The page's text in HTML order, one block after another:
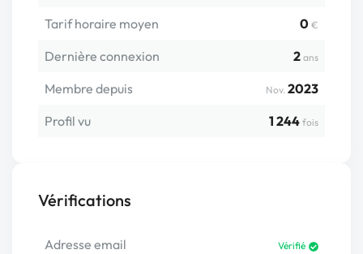
Tarif horaire moyen 0 €
Dernière connexion 2 ans
Membre depuis Nov. 2023
Profil vu
1 244 fois
Vérifications
Adresse email Vérifié